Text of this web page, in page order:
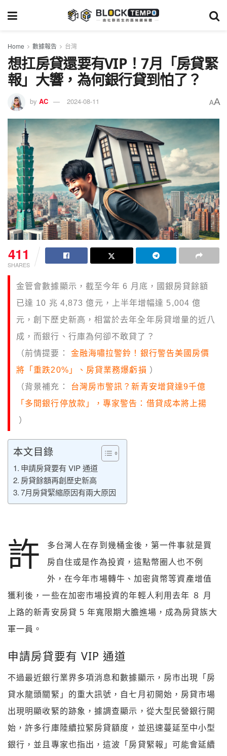
Home 數據報告 台灣
想扛房貸還要有VIP！7月「房貸緊
報」大響，為何銀行貸到怕了？
by AC 2024-08-11 AA
411
SHARES
金管會數據顯示，截至今年 6 月底，國銀房貸餘額
已達 10 兆 4,873 億元，上半年增幅達 5,004 億
元，創下歷史新高，相當於去年全年房貸增量的近八
成，而銀行、行庫為何卻不敢貸了？
（前情提要：
金融海嘯拉警鈴！銀行警告美國房價
將「重跌20%」、房貸業務爆虧損 ）
（背景補充： 台灣房市警訊？新青安增貸達9千億
「多間銀行停放款」，專家警告：借貸成本將上揚
）
本文目錄
申請房貸要有 VIP 通道
房貸餘額再創歷史新高
7月房貸緊縮原因有兩大原因
許
多台灣人在存到幾桶金後，第一件事就是買
房自住或是作為投資，這點幣圈人也不例
外，在今年市場轉牛、加密貨幣等資產增值
獲利後，一些在加密市場投資的年輕人利用去年 ８ 月
上路的新青安房貸 5 年寬限期大膽進場，成為房貸族大
軍一員。
申請房貸要有 VIP 通道
不過最近銀行業界多項消息和數據顯示，房市出現「房
貸水龍頭關緊」的重大訊號，自七月初開始，房貸市場
出現明顯收緊的跡象，據調查顯示，從大型民營銀行開
始，許多行庫陸續拉緊房貸額度，並迅速蔓延至中小型
銀行，並且專家也指出，這波「房貸緊報」可能會延續